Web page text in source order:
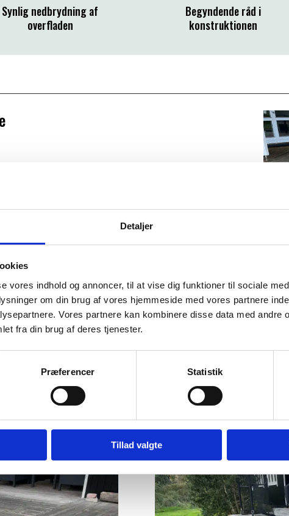
Detaljer
vores indhold og annoncer, til at vise dig funktioner til sociale
om din brug af vores hjemmeside med vores partnere
Vores partnere kan kombinere disse data med andre
fra din brug af deres tjenester.
Præferencer Statistik
Tillad valgte
Synlig nedbrydning af
overfladen
Begyndende råd i
konstruktionen
rens og beskyttelse
terrasse, er der god økonomi i at vedligeholde
igen, så udskiftning kan helt undgås.